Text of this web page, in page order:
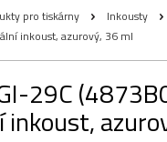
pro tiskárny Inkousty
inkoust, azurový, 36 ml
29C
inkoust,